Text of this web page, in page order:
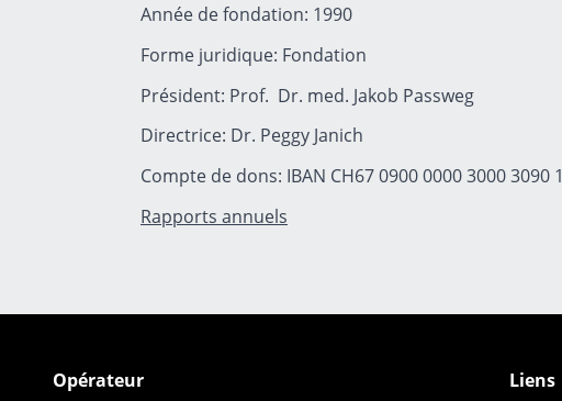
Année de fondation: 1990
Forme juridique: Fondation
Président: Prof. Dr. med. Jakob Passweg
Directrice: Dr. Peggy Janich
Compte de dons: IBAN CH67 0900 0000 3000 3090 1
Rapports annuels
Opérateur Liens